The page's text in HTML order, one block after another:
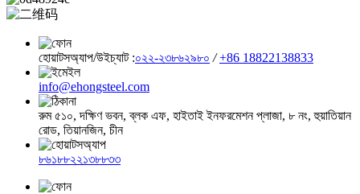
হোয়াটসঅ্যাপ/উইচ্যাট :০২২-২৩৮৬২৯৮০ / +86 18822138833
info@ehongsteel.com
রুম ৫১০, দক্ষিণ ভবন, ব্লক এফ, হাইতাই ইনফরমেশন প্লাজা, ৮ নং, হুয়াতিয়ান
রোড, তিয়ানজিন, চীন
৮৬১৮৮২২১৩৮৮৩৩